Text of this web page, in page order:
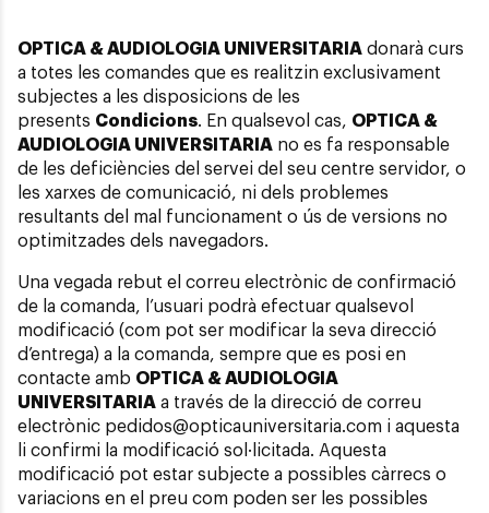
OPTICA & AUDIOLOGIA UNIVERSITARIA donarà curs
a totes les comandes que es realitzin exclusivament
subjectes a les disposicions de les
presents Condicions. En qualsevol cas, OPTICA &
AUDIOLOGIA UNIVERSITARIA no es fa responsable
de les deficiències del servei del seu centre servidor, o
les xarxes de comunicació, ni dels problemes
resultants del mal funcionament o ús de versions no
optimitzades dels navegadors.
Una vegada rebut el correu electrònic de confirmació
de la comanda, l’usuari podrà efectuar qualsevol
modificació (com pot ser modificar la seva direcció
d’entrega) a la comanda, sempre que es posi en
contacte amb OPTICA & AUDIOLOGIA
UNIVERSITARIA a través de la direcció de correu
electrònic pedidos@opticauniversitaria.com i aquesta
li confirmi la modificació sol·licitada. Aquesta
modificació pot estar subjecte a possibles càrrecs o
variacions en el preu com poden ser les possibles